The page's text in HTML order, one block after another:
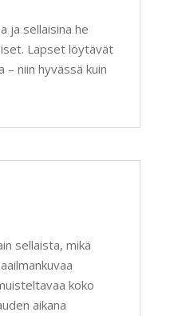
ja sellaisina he
Lapset löytävät
niin hyvässä kuin
sellaista, mikä
koko
aikana